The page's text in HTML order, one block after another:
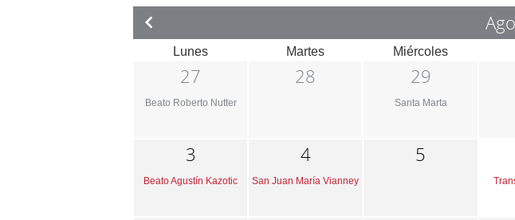
Lunes Martes Miércoles
27
Beato Roberto Nutter
28 29
Santa Marta
3
Beato Agustín Kazotic
4
San Juan María Vianney
5